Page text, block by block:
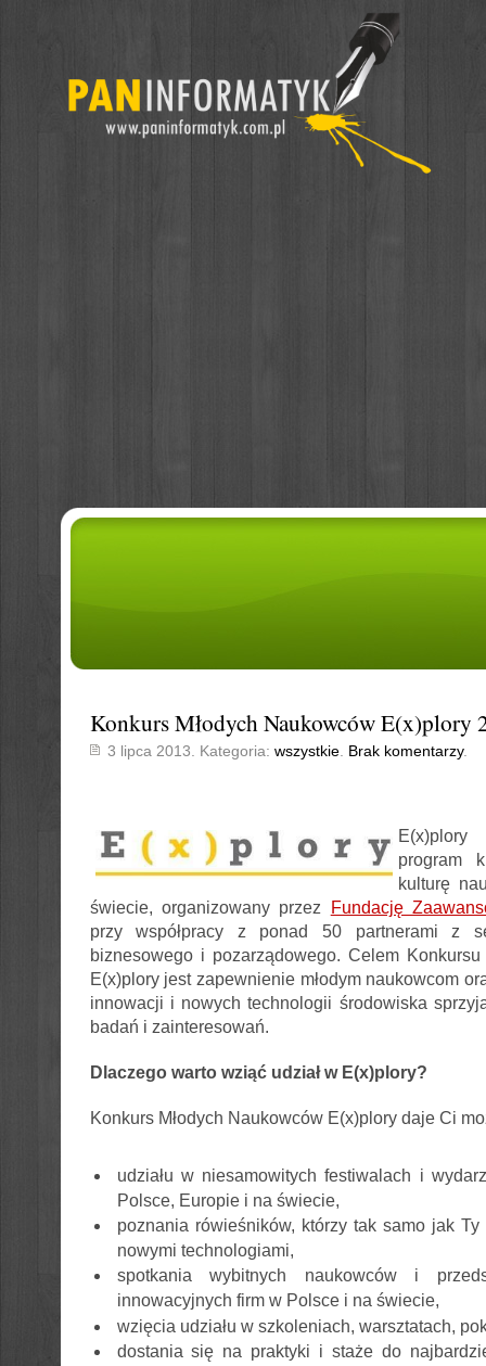
Konkurs Młodych Naukowców E(x)plory
3 lipca 2013. Kategoria: wszystkie. Brak komentarzy.
program
kulturę
świecie, organizowany przez
Fundację
przy współpracy z ponad 50 partnerami z
biznesowego i pozarządowego. Celem Konkursu
E(x)plory jest zapewnienie młodym naukowcom
innowacji i nowych technologii środowiska
badań i zainteresowań.
Dlaczego warto wziąć udział w E(x)plory?
Konkurs Młodych Naukowców E(x)plory daje Ci
udziału w niesamowitych festiwalach i
Polsce, Europie i na świecie,
poznania rówieśników, którzy tak samo jak
nowymi technologiami,
spotkania wybitnych naukowców i
innowacyjnych firm wPolsce i na świecie,
wzięcia udziału w szkoleniach, warsztatach,
dostania się na praktyki i staże do